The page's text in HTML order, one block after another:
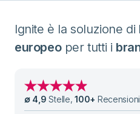
Ignite è la soluzione di
europeoper tutti i
∅ 4,9 Stelle,100+ Recensioni